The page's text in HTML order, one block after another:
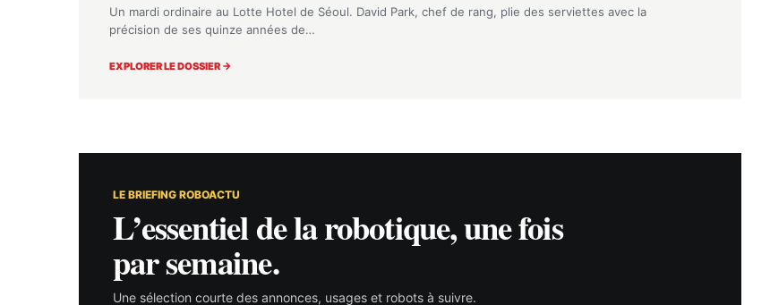
Un mardi ordinaire au Lotte Hotel de Séoul. David Park, chef de rang, plie des serviettes avec la
précision de ses quinze années de…
EXPLORER LE DOSSIER →
LE BRIEFING ROBOACTU
L’essentiel de la robotique, une fois
par semaine.
Une sélection courte des annonces, usages et robots à suivre.